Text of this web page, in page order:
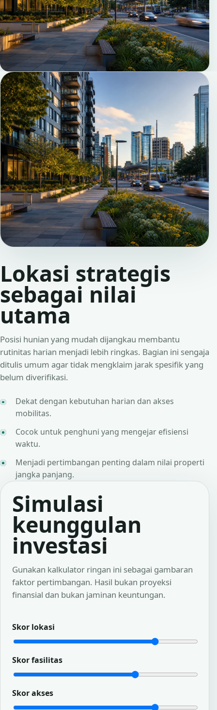
Lokasi strategis
sebagai nilai
utama
Posisi hunian yang mudah dijangkau membantu
rutinitas harian menjadi lebih ringkas. Bagian ini sengaja
ditulis umum agar tidak mengklaim jarak spesifik yang
belum diverifikasi.
Dekat dengan kebutuhan harian dan akses
mobilitas.
Cocok untuk penghuni yang mengejar efisiensi
waktu.
Menjadi pertimbangan penting dalam nilai properti
jangka panjang.
Simulasi
keunggulan
investasi
Gunakan kalkulator ringan ini sebagai gambaran
faktor pertimbangan. Hasil bukan proyeksi
finansial dan bukan jaminan keuntungan.
Skor lokasi
Skor fasilitas
Skor akses